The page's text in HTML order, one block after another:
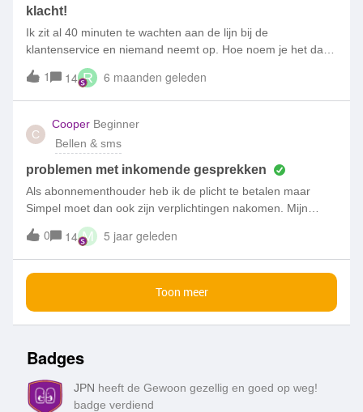
in Gelderland of wat zou ik nog meer kunnen doen om mijn
telefoon gewoon te kunnen gebruiken? Twee zonder
ontvangst is niet de bedoeling. Ik hoor graag.
klacht!
Ik zit al 40 minuten te wachten aan de lijn bij de
klantenservice en niemand neemt op. Hoe noem je het dan
klantenservice???? Ik ben er echt klaar mee. Ik had een
vraag over verlengen en zo te zien is mijn vraag beantwoord
door het 40 minuten wachten! Verlengen? Dat wordt het niet
na 40 minuten wachten en nogsteeds niemand aan de lijn
krijgen. Bedankt!
1 14 R 6 maanden geleden
C
Cooper Beginner
Bellen & sms
problemen met inkomende gesprekken
Als abonnementhouder heb ik de plicht te betalen maar
Simpel moet dan ook zijn verplichtingen nakomen. Mijn
iPhone gaat heel vaak direct op voicemail terwijl al mijn
instellingen nagekeken zijn en in orde zijn. Mijn man heeft
een contract bij Vodafoon en nooit problemen. Dus het licht
ook niet aan de woning. Als simpel zijn verplichtingen niet
nakomt, moet ik toch het contract kunnen verbreken. mij heb
al een nieuwe iPhone en een nieuwe simkaart aangeschaft.
Niets helpt.
0 14 M 5 jaar geleden
Toon meer
Badges
JPN heeft de Gewoon gezellig en goed op weg!
badge verdiend